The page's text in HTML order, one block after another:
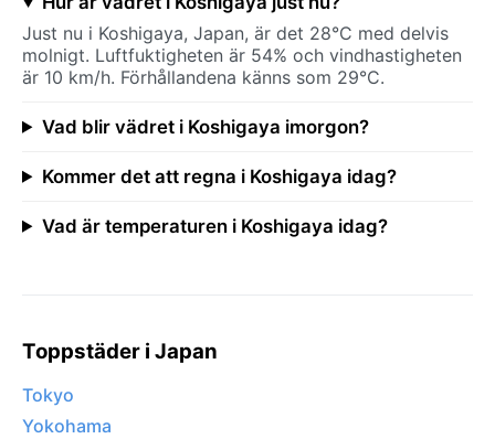
Just nu i Koshigaya, Japan, är det 28°C med delvis
molnigt. Luftfuktigheten är 54% och vindhastigheten
är 10 km/h. Förhållandena känns som 29°C.
Vad blir vädret i Koshigaya imorgon?
Kommer det att regna i Koshigaya idag?
Vad är temperaturen i Koshigaya idag?
Toppstäder i Japan
Tokyo
Yokohama